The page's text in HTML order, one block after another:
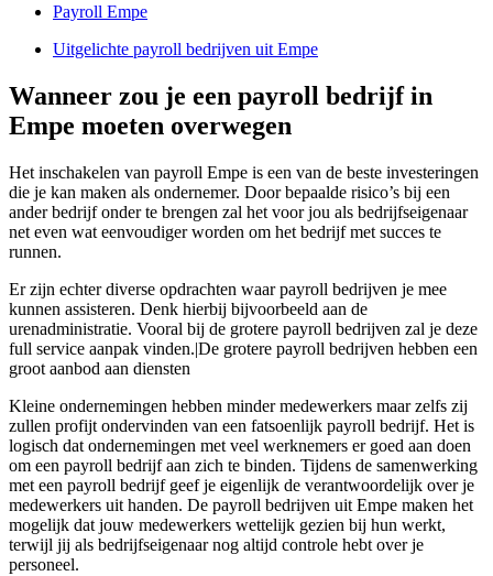
Payroll Empe
Uitgelichte payroll bedrijven uit Empe
Wanneer zou je een payroll bedrijf in
Empe moeten overwegen
Het inschakelen van payroll Empe is een van de beste investeringen
die je kan maken als ondernemer. Door bepaalde risico’s bij een
ander bedrijf onder te brengen zal het voor jou als bedrijfseigenaar
net even wat eenvoudiger worden om het bedrijf met succes te
runnen.
Er zijn echter diverse opdrachten waar payroll bedrijven je mee
kunnen assisteren. Denk hierbij bijvoorbeeld aan de
urenadministratie. Vooral bij de grotere payroll bedrijven zal je deze
full service aanpak vinden.|De grotere payroll bedrijven hebben een
groot aanbod aan diensten
Kleine ondernemingen hebben minder medewerkers maar zelfs zij
zullen profijt ondervinden van een fatsoenlijk payroll bedrijf. Het is
logisch dat ondernemingen met veel werknemers er goed aan doen
om een payroll bedrijf aan zich te binden. Tijdens de samenwerking
met een payroll bedrijf geef je eigenlijk de verantwoordelijk over je
medewerkers uit handen. De payroll bedrijven uit Empe maken het
mogelijk dat jouw medewerkers wettelijk gezien bij hun werkt,
terwijl jij als bedrijfseigenaar nog altijd controle hebt over je
personeel.